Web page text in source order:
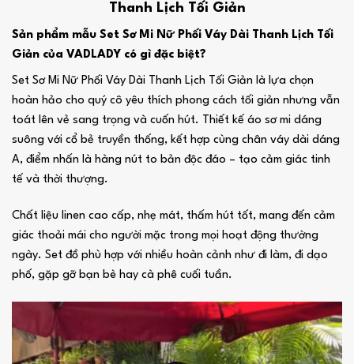
Thanh Lịch Tối Giản
Sản phẩm mẫu Set Sơ Mi Nữ Phối Váy Dài Thanh Lịch Tối
Giản của VADLADY có gì đặc biệt?
Set Sơ Mi Nữ Phối Váy Dài Thanh Lịch Tối Giản là lựa chọn
hoàn hảo cho quý cô yêu thích phong cách tối giản nhưng vẫn
toát lên vẻ sang trọng và cuốn hút. Thiết kế áo sơ mi dáng
suông với cổ bẻ truyền thống, kết hợp cùng chân váy dài dáng
A, điểm nhấn là hàng nút to bản độc đáo – tạo cảm giác tinh
tế và thời thượng.
Chất liệu linen cao cấp, nhẹ mát, thấm hút tốt, mang đến cảm
giác thoải mái cho người mặc trong mọi hoạt động thường
ngày. Set đồ phù hợp với nhiều hoàn cảnh như đi làm, đi dạo
phố, gặp gỡ bạn bè hay cà phê cuối tuần.